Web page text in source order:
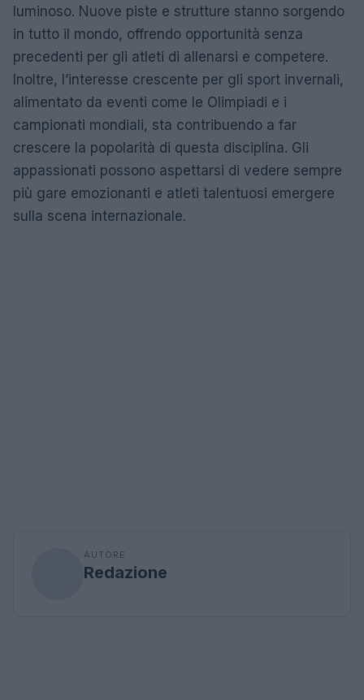
luminoso. Nuove piste e strutture stanno sorgendo
in tutto il mondo, offrendo opportunità senza
precedenti per gli atleti di allenarsi e competere.
Inoltre, l’interesse crescente per gli sport invernali,
alimentato da eventi come le Olimpiadi e i
campionati mondiali, sta contribuendo a far
crescere la popolarità di questa disciplina. Gli
appassionati possono aspettarsi di vedere sempre
più gare emozionanti e atleti talentuosi emergere
sulla scena internazionale.
AUTORE
Redazione